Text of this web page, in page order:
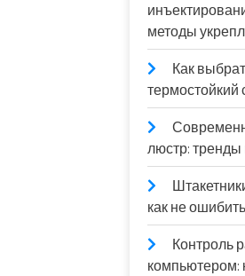
методы
Как
термостойкий
люстр:
как не
Контроль
компьютером: